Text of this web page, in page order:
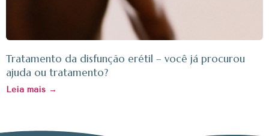
Tratamento da disfunção erétil – você já procurou
ajuda ou tratamento?
Leia mais →